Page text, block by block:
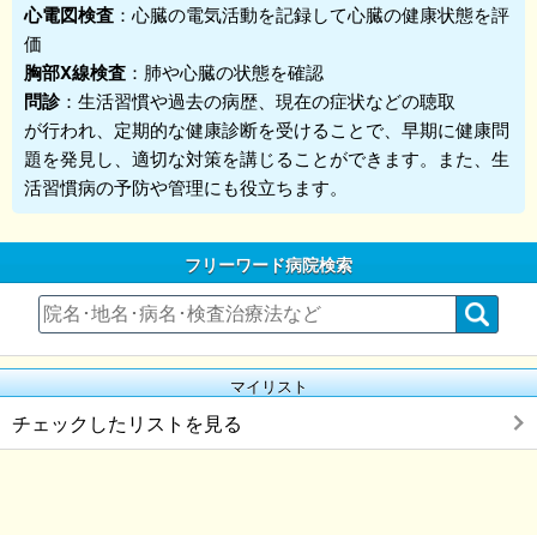
心電図検査 ：心臓の電気活動を記録して心臓の健康状態を評
価
胸部X線検査 ：肺や心臓の状態を確認
問診：生活習慣や過去の病歴、現在の症状などの聴取
が行われ、定期的な健康診断を受けることで、早期に健康問
題を発見し、適切な対策を講じることができます。また、生
活習慣病の予防や管理にも役立ちます。
フリーワード病院検索
マイリスト
チェックしたリストを見る